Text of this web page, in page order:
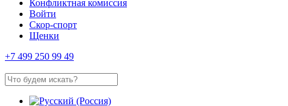
Конфликтная комиссия
Войти
Скор-спорт
Щенки
+7 499 250 99 49